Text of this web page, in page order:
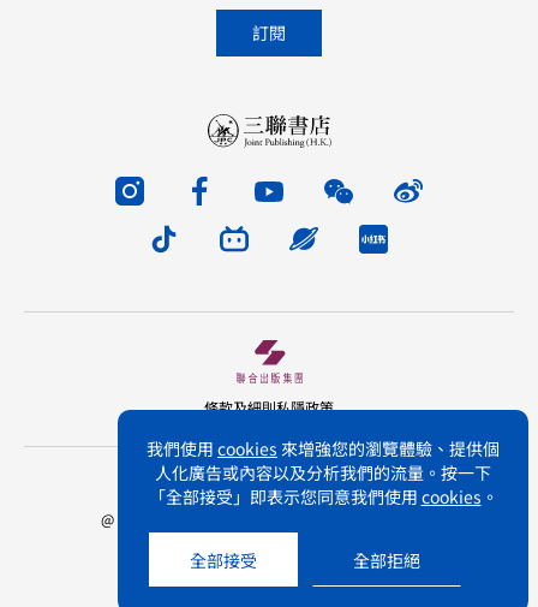
我們使用 cookies 來增強您的瀏覽體驗、提供個
人化廣告或內容以及分析我們的流量。按一下
「全部接受」即表示您同意我們使用 cookies 。
全部接受 全部拒絕
版權所有 不得轉載 三聯書店(香港)有限公司
@ Joint Publishing (Hong Kong) Company Limited.
All rights reserved.
條款及細則私隱政策